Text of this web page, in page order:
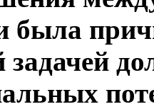
была
задачей